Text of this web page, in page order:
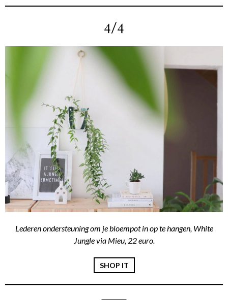
4/4
Lederen ondersteuning om je bloempot in op te hangen, White
Jungle via Mieu, 22 euro.
SHOP IT